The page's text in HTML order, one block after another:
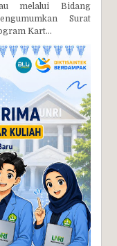
melalui Bidang
Surat
Kart...